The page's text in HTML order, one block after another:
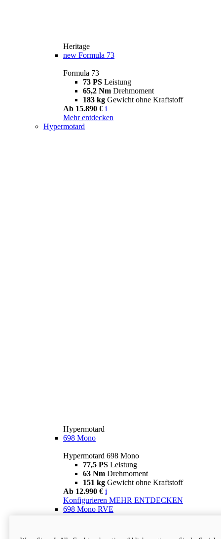
Heritage
new Formula 73
Formula 73
73 PS Leistung
65,2 Nm Drehmoment
183 kg Gewicht ohne Kraftstoff
Ab 15.890 € i
Mehr entdecken
Hypermotard
Hypermotard
698 Mono
Hypermotard 698 Mono
77,5 PS Leistung
63 Nm Drehmoment
151 kg Gewicht ohne Kraftstoff
Ab 12.990 € i
Konfigurieren MEHR ENTDECKEN
698 Mono RVE
77,5 PS
Leistung